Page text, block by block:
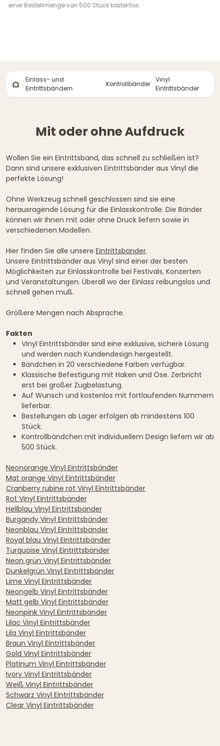
einer Bestellmenge von 500 Stück kostenlos.
Einlass- und
Eintrittsbändern
Kontrollbänder
Vinyl
Eintrittsbänder
Mit oder ohne Aufdruck
Wollen Sie ein Eintrittsband, das schnell zu schließen ist?
Dann sind unsere exklusiven Eintrittsbänder aus Vinyl die
perfekte Lösung!
Ohne Werkzeug schnell geschlossen sind sie eine
herausragende Lösung für die Einlasskontrolle. Die Bänder
können wir Ihnen mit oder ohne Druck liefern sowie in
verschiedenen Modellen.
Hier finden Sie alle unsere Eintrittsbänder.
Unsere Eintrittsbänder aus Vinyl sind einer der besten
Möglichkeiten zur Einlasskontrolle bei Festivals, Konzerten
und Veranstaltungen. Überall wo der Einlass reibungslos und
schnell gehen muß.
Größere Mengen nach Absprache.
Fakten
Vinyl Eintrittsbänder sind eine exklusive, sichere Lösung
und werden nach Kundendesign hergestellt.
Bändchen in 20 verschiedene Farben verfügbar.
Klassische Befestigung mit Haken und Öse. Zerbricht
erst bei großer Zugbelastung.
Auf Wunsch und kostenlos mit fortlaufenden Nummern
lieferbar.
Bestellungen ab Lager erfolgen ab mindestens 100
Stück.
Kontrollbändchen mit individuellem Design liefern wir ab
500 Stück.
Neonorange Vinyl Eintrittsbänder
Mat orange Vinyl Eintrittsbänder
Cranberry rubine rot Vinyl Eintrittsbänder
Rot Vinyl Eintrittsbänder
Hellblau Vinyl Eintrittsbänder
Burgandy Vinyl Eintrittsbänder
Neonblau Vinyl Eintrittsbänder
Royal blau Vinyl Eintrittsbänder
Turquoise Vinyl Eintrittsbänder
Neon grün Vinyl Eintrittsbänder
Dunkelgrün Vinyl Eintrittsbänder
Lime Vinyl Eintrittsbänder
Neongelb Vinyl Eintrittsbänder
Matt gelb Vinyl Eintrittsbänder
Neonpink Vinyl Eintrittsbänder
Lilac Vinyl Eintrittsbänder
Lila Vinyl Eintrittsbänder
Braun Vinyl Eintrittsbänder
Gold Vinyl Eintrittsbänder
Platinum Vinyl Eintrittsbänder
Ivory Vinyl Eintrittsbänder
Weiß Vinyl Eintrittsbänder
Schwarz Vinyl Eintrittsbänder
Clear Vinyl Eintrittsbänder